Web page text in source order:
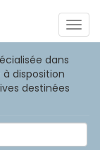
dans
disposition
destinées